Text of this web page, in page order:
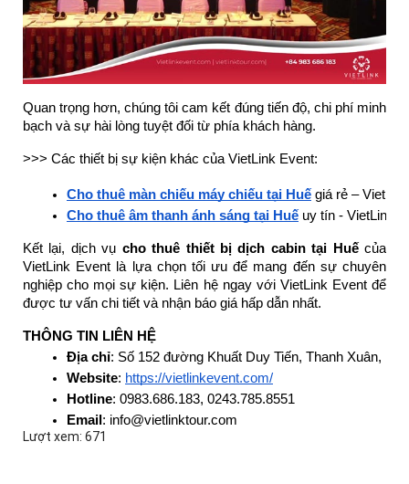
Quan trọng hơn, chúng tôi cam kết đúng tiến độ, chi phí minh
bạch và sự hài lòng tuyệt đối từ phía khách hàng.
>>> Các thiết bị sự kiện khác của VietLink Event:
Cho thuê màn chiếu máy chiếu tại Huế giá rẻ –
Cho thuê âm thanh ánh sáng tại Huế uy tín - VietLink
Kết lại, dịch vụ cho thuê thiết bị dịch cabin tại Huếcủa
VietLink Event là lựa chọn tối ưu để mang đến sự chuyên
nghiệp cho mọi sự kiện. Liên hệ ngay với VietLink Event để
được tư vấn chi tiết và nhận báo giá hấp dẫn nhất.
THÔNG TIN LIÊN HỆ
Địa chỉ: Số 152 đường Khuất Duy Tiến, Thanh Xuân, Hà
Website: https://vietlinkevent.com/
Hotline: 0983.686.183, 0243.785.8551
Email : info@vietlinktour.com
Lượt xem: 671